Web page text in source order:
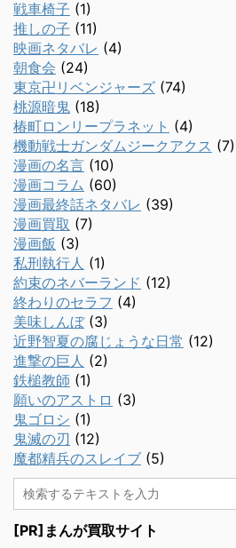
戦車椅子 (1)
推しの子 (11)
映画ネタバレ (4)
朝食会 (24)
東京卍リベンジャーズ (74)
桃源暗鬼 (18)
椿町ロンリープラネット (4)
機動戦士ガンダムジークアクス (7)
漫画の名言 (10)
漫画コラム (60)
漫画最終話ネタバレ (39)
漫画買取 (7)
漫画飯 (3)
私刑執行人 (1)
約束のネバーランド (12)
終わりのセラフ (4)
美味しんぼ(3)
近野智夏の腐じょうな日常 (12)
進撃の巨人 (2)
鉄槌教師 (1)
願いのアストロ (3)
鬼ゴロシ (1)
鬼滅の刃 (12)
魔都精兵のスレイブ (5)
[PR]まんが買取サイト